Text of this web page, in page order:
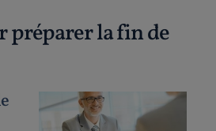
préparer la fin de